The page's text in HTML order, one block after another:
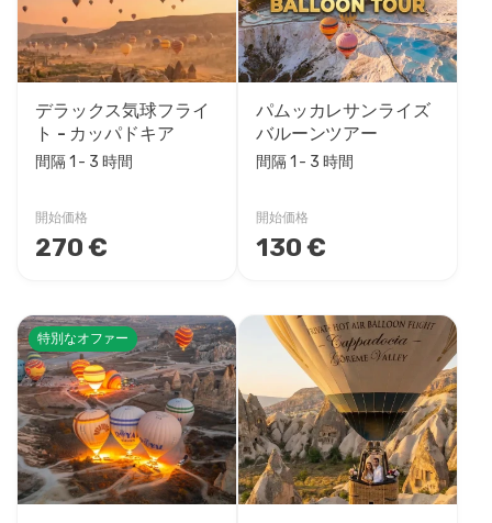
デラックス気球フライ
ト - カッパドキア
間隔 1 - 3 時間
開始価格
270 €
パムッカレサンライズ
バルーンツアー
間隔 1 - 3 時間
開始価格
130 €
特別なオファー